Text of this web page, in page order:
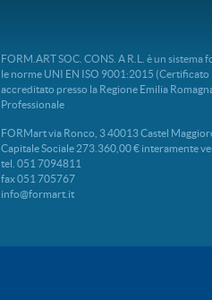
FORM.ART SOC. CONS. A R.L. è un
le norme UNI EN ISO 9001:2015 (Certificato
accreditato presso la Regione Emilia
Professionale
FORMart via Ronco, 3 40013 Castel
Capitale Sociale 273.360,00 € interamente
tel. 051 7094811
fax 051 705767
info@formart.it